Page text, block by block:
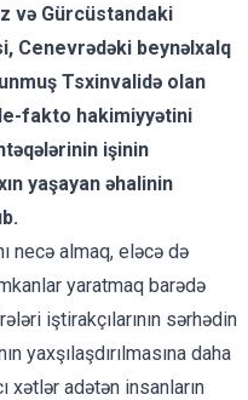
və Gürcüstandaki
Cenevrədəki beynəlxalq
Tsxinvalidə olan
fakto hakimiyyətini
işinin
yaşayan əhalinin
necə almaq, eləcə də
yaratmaq barədə
iştirakçılarının sərhədin
yaxşılaşdırılmasına daha
xətlər adətən insanların